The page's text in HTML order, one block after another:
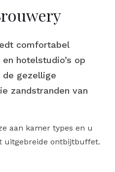
comfortabel
hotelstudio’s op
gezellige
zandstranden van
aan kamer types en u
uitgebreide ontbijtbuffet.